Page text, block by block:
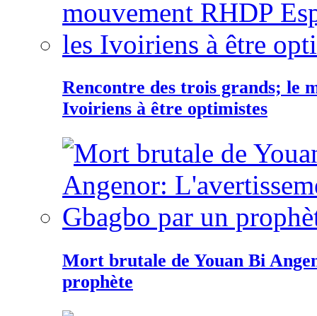
Rencontre des trois grands; le
Ivoiriens à être optimistes
Mort brutale de Youan Bi
prophète